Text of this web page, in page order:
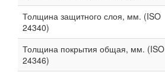
Толщина защитного слоя, мм. (ISO
24340)
Толщина покрытия общая, мм. (ISO
24346)